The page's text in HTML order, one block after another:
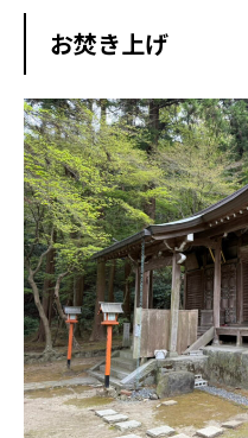
お焚き上げ